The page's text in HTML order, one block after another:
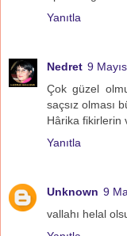
Yanıtla
Nedret 9
Çok güzel
saçsız olması
Hârika fikirlerin
Yanıtla
Unknown 9
vallahı helal